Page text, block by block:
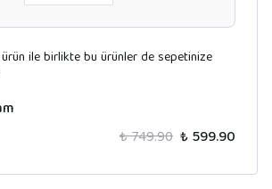
ile birlikte bu ürünler de sepetinize
₺ 749.90 ₺ 599.90